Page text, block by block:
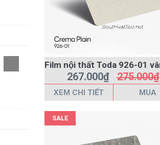
267.000₫275.000₫
XEM CHI TIẾT MUA
SALE